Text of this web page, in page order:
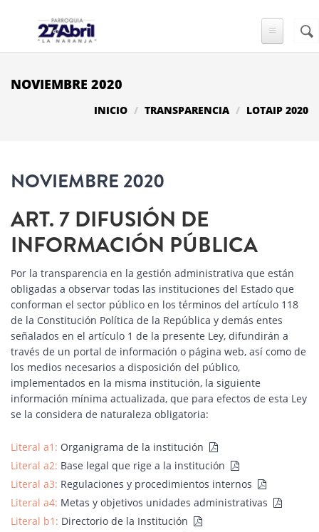
DE
NOVIEMBRE 2020
INICIO TRANSPARENCIA LOTAIP 2020
NOVIEMBRE 2020
ART. 7 DIFUSIÓN DE
INFORMACIÓN PÚBLICA
Por la transparencia en la gestión administrativa que están
obligadas a observar todas las instituciones del Estado que
conforman el sector público en los términos del artículo 118
de la Constitución Política de la República y demás entes
señalados en el artículo 1 de la presente Ley, difundirán a
través de un portal de información o página web, así como de
los medios necesarios a disposición del público,
implementados en la misma institución, la siguiente
información mínima actualizada, que para efectos de esta Ley
se la considera de naturaleza obligatoria:
Literal a1: Organigrama de la institución
Literal a2: Base legal que rige a la institución
Literal a3: Regulaciones y procedimientos internos
Literal a4: Metas y objetivos unidades administrativas
Literal b1: Directorio de la Institución